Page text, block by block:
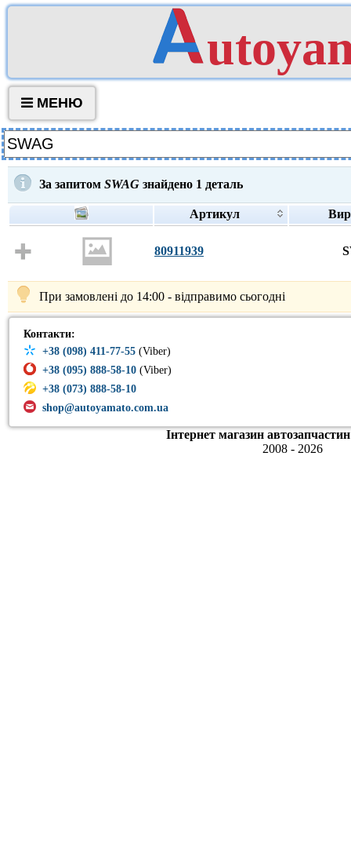
МЕНЮ
За запитом SWAG знайдено 1 деталь
Артикул
80911939
При замовлені до 14:00 - відправимо сьогодні
Контакти:
+38 (098) 411-77-55 (Viber)
+38 (095) 888-58-10 (Viber)
+38 (073) 888-58-10
shop@autoyamato.com.ua
Інтернет магазин
2008 - 2026